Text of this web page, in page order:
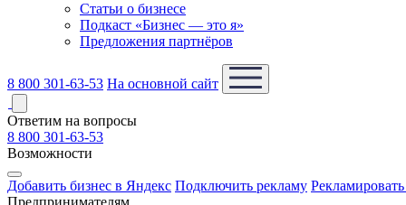
Статьи о бизнесе
Подкаст «Бизнес — это я»
Предложения партнёров
8 800 301-63-53 На основной сайт
Ответим на вопросы
8 800 301-63-53
Возможности
Добавить бизнес в Яндекс Подключить рекламу
Предпринимателям